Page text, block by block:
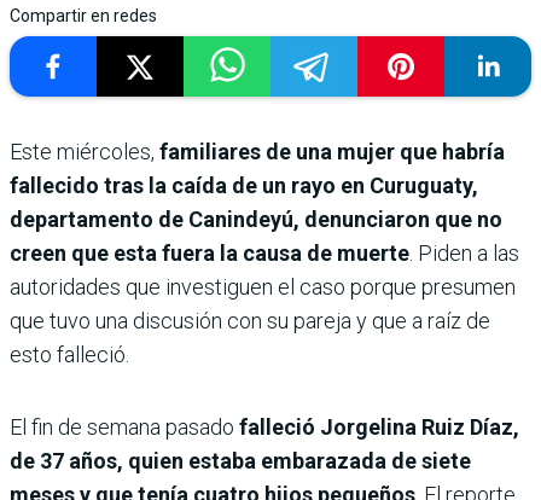
Compartir en redes
Este miércoles, familiares de una mujer que habría
fallecido tras la caída de un rayo en Curuguaty,
departamento de Canindeyú, denunciaron que no
creen que esta fuera la causa de muerte . Piden a las
autoridades que investiguen el caso porque presumen
que tuvo una discusión con su pareja y que a raíz de
esto falleció.
El fin de semana pasado falleció Jorgelina Ruiz Díaz,
de 37 años, quien estaba embarazada de siete
meses y que tenía cuatro hijos pequeños . El reporte